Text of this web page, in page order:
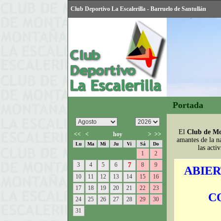
Club Deportivo La Escalerilla - Barruelo de Santullán
Portada
<< < hoy > >>
Lu Ma Mi Ju Vi Sá Do
1
2
3
4 5 6 7 8
9
10
11 12 13 14 15
16
17
18 19 20 21 22
23
24
25 26 27 28 29
30
31
El Club de
amantes de la
las